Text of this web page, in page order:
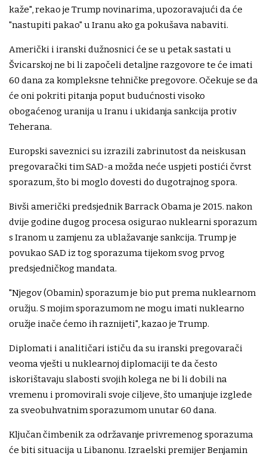
kaže", rekao je Trump novinarima, upozoravajući da će
"nastupiti pakao" u Iranu ako ga pokušava nabaviti.
Američki i iranski dužnosnici će se u petak sastati u
Švicarskoj ne bi li započeli detaljne razgovore te će imati
60 dana za kompleksne tehničke pregovore. Očekuje se da
će oni pokriti pitanja poput budućnosti visoko
obogaćenog uranija u Iranu i ukidanja sankcija protiv
Teherana.
Europski saveznici su izrazili zabrinutost da neiskusan
pregovarački tim SAD-a možda neće uspjeti postići čvrst
sporazum, što bi moglo dovesti do dugotrajnog spora.
Bivši američki predsjednik Barrack Obama je 2015. nakon
dvije godine dugog procesa osigurao nuklearni sporazum
s Iranom u zamjenu za ublažavanje sankcija. Trump je
povukao SAD iz tog sporazuma tijekom svog prvog
predsjedničkog mandata.
"Njegov (Obamin) sporazum je bio put prema nuklearnom
oružju. S mojim sporazumom ne mogu imati nuklearno
oružje inače ćemo ih raznijeti", kazao je Trump.
Diplomati i analitičari ističu da su iranski pregovarači
veoma vješti u nuklearnoj diplomaciji te da često
iskorištavaju slabosti svojih kolega ne bi li dobili na
vremenu i promovirali svoje ciljeve, što umanjuje izglede
za sveobuhvatnim sporazumom unutar 60 dana.
Ključan čimbenik za održavanje privremenog sporazuma
će biti situacija u Libanonu. Izraelski premijer Benjamin